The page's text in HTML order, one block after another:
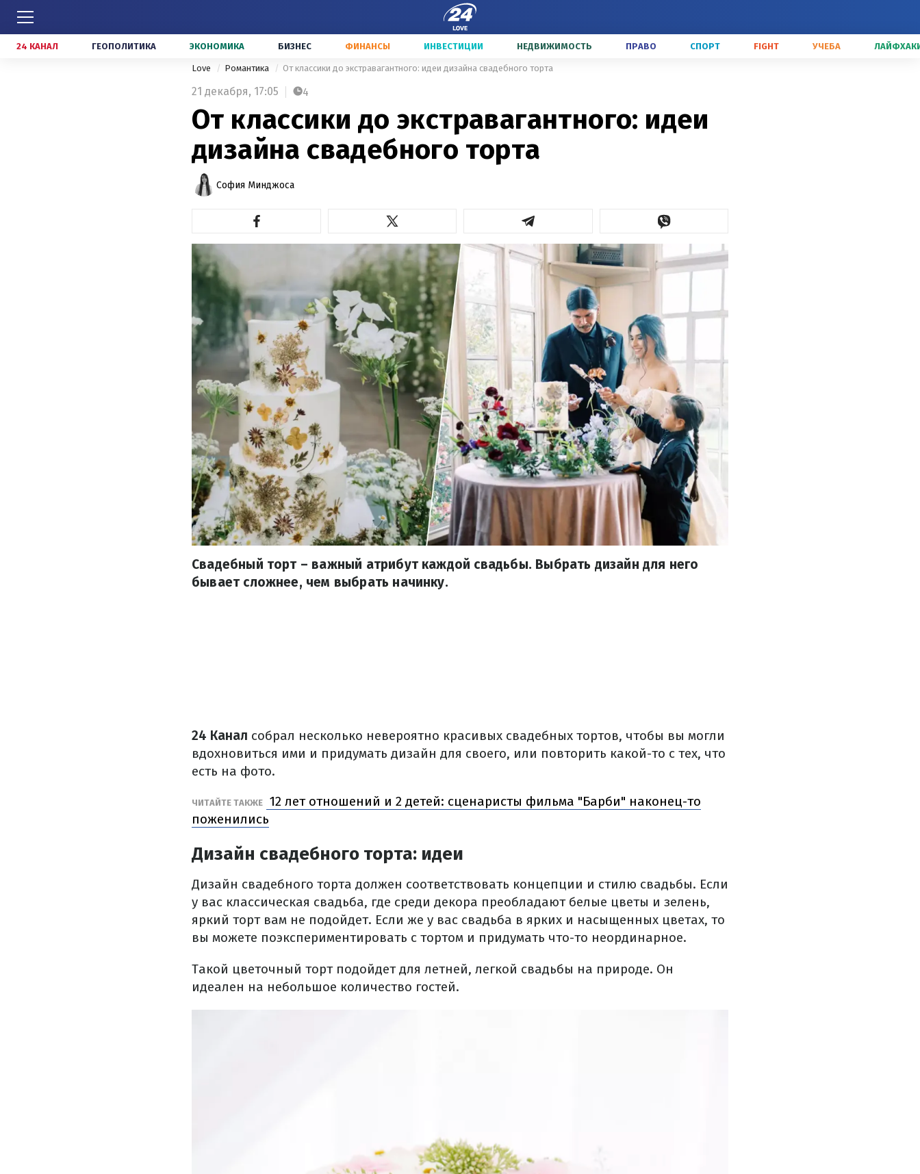
24 КАНАЛ ГЕОПОЛИТИКА ЭКОНОМИКА БИЗНЕС ФИНАНСЫ ИНВЕСТИЦИИ НЕДВИЖИМОСТЬ ПРАВО СПОРТ FIGHT УЧЕБА
Love Романтика От классики до экстравагантного: идеи дизайна свадебного торта
21 декабря, 17:05 4
От классики до экстравагантного: идеи
дизайна свадебного торта
София Минджоса
Свадебный торт – важный атрибут каждой свадьбы. Выбрать дизайн для него
бывает сложнее, чем выбрать начинку.
24 Канал собрал несколько невероятно красивых свадебных тортов, чтобы вы могли
вдохновиться ими и придумать дизайн для своего, или повторить какой-то с тех, что
есть на фото.
ЧИТАЙТЕ ТАКЖЕ
12 лет отношений и 2 детей: сценаристы фильма "Барби" наконец-то
поженились
Дизайн свадебного торта: идеи
Дизайн свадебного торта должен соответствовать концепции и стилю свадьбы. Если
у вас классическая свадьба, где среди декора преобладают белые цветы и зелень,
яркий торт вам не подойдет. Если же у вас свадьба в ярких и насыщенных цветах, то
вы можете поэкспериментировать с тортом и придумать что-то неординарное.
Такой цветочный торт подойдет для летней, легкой свадьбы на природе. Он
идеален на небольшое количество гостей.